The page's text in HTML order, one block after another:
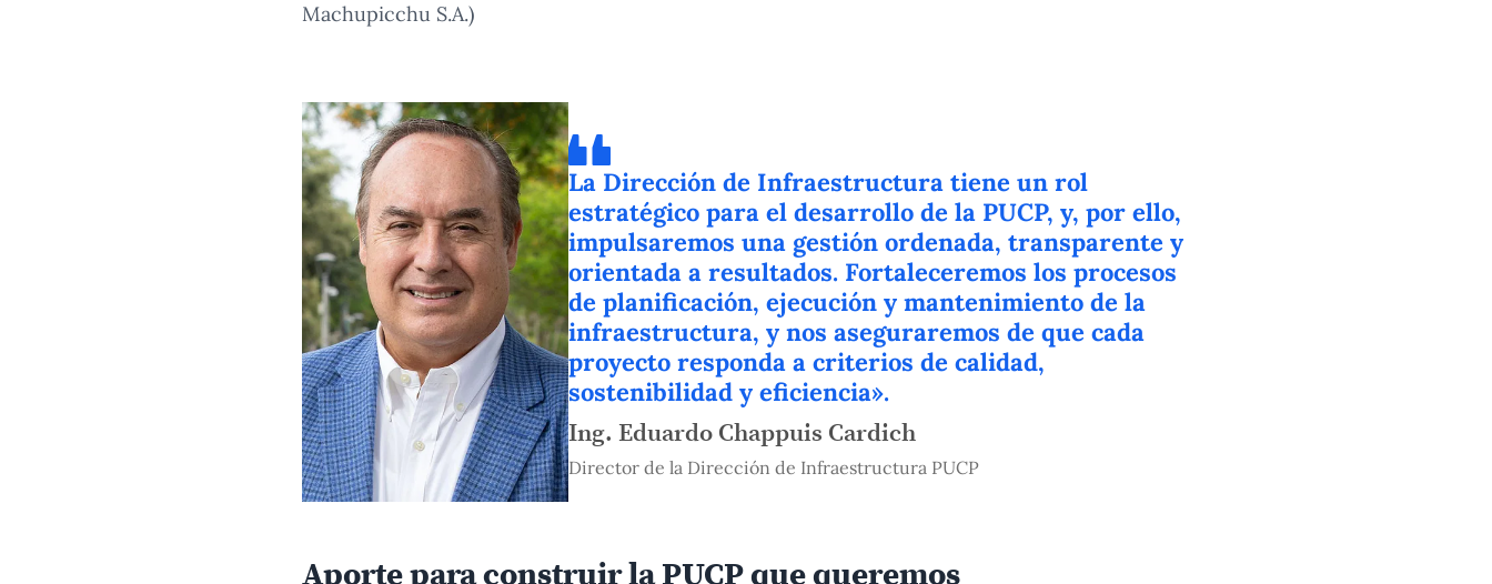
Machupicchu S.A.)
La Dirección de Infraestructura tiene un rol
estratégico para el desarrollo de la PUCP, y, por ello,
impulsaremos una gestión ordenada, transparente y
orientada a resultados. Fortaleceremos los procesos
de planificación, ejecución y mantenimiento de la
infraestructura, y nos aseguraremos de que cada
proyecto responda a criterios de calidad,
sostenibilidad y eficiencia».
Ing. Eduardo Chappuis Cardich
Director de la Dirección de Infraestructura PUCP
Aporte para construir la PUCP que queremos